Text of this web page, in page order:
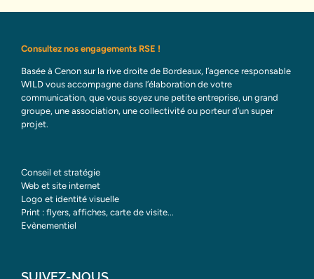
Consultez nos engagements RSE !
Basée à Cenon sur la rive droite de Bordeaux, l’agence responsable
WILD vous accompagne dans l’élaboration de votre
communication, que vous soyez une petite entreprise, un grand
groupe, une association, une collectivité ou porteur d’un super
projet.
Conseil et stratégie
Web et site internet
Logo et identité visuelle
Print : flyers, affiches, carte de visite...
Evènementiel